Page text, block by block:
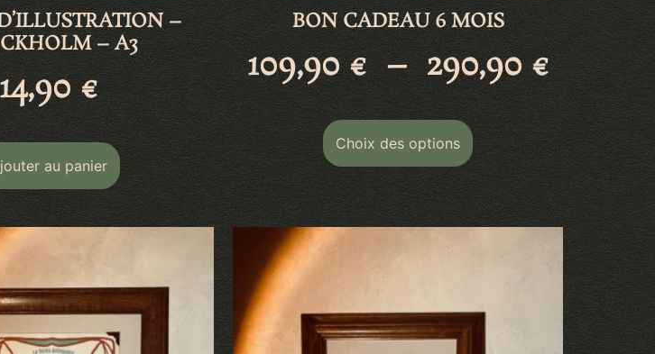
–
– A3
14,90€
au panier
BON CADEAU 6 MOIS
109,90€ – 290,90€
Choix des options